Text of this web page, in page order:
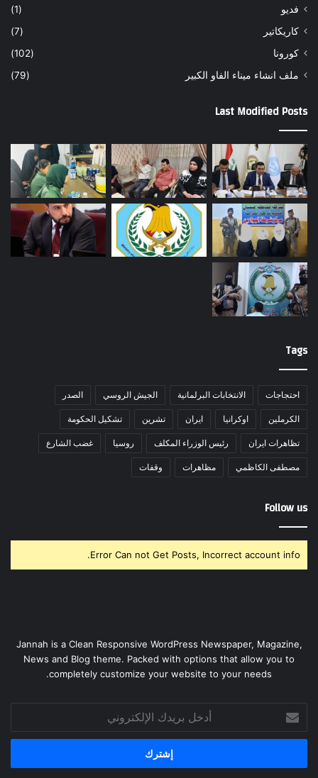
فديو
(1)
كاريكاتير
(7)
كورونا
(102)
ملف انشاء ميناء الفاو الكبير
(79)
Last Modified Posts
Tags
احتجاجات الانتخابات البرلمانية الجيش الروسي الصدر
الكرملين اوكرانيا ايران تشرين تشكيل الحكومة
تظاهرات ايران رئيس الوزراء المكلف روسيا غضب الشارع
مصطفى الكاظمي مظاهرات وقفات
Follow us
Error Can not Get Posts, Incorrect account info.
Jannah is a Clean Responsive WordPress Newspaper, Magazine,
News and Blog theme. Packed with options that allow you to
completely customize your website to your needs.
بريدك
الإلكتروني